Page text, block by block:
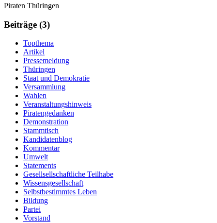
Weitere
Informationen
Navigation
Piraten Thüringen
Beiträge (3)
Topthema
Artikel
Pressemeldung
Thüringen
Staat und Demokratie
Versammlung
Wahlen
Veranstaltungshinweis
Piratengedanken
Demonstration
Stammtisch
Kandidatenblog
Kommentar
Umwelt
Statements
Gesellsellschaftliche Teilhabe
Wissensgesellschaft
Selbstbestimmtes Leben
Bildung
Partei
Vorstand